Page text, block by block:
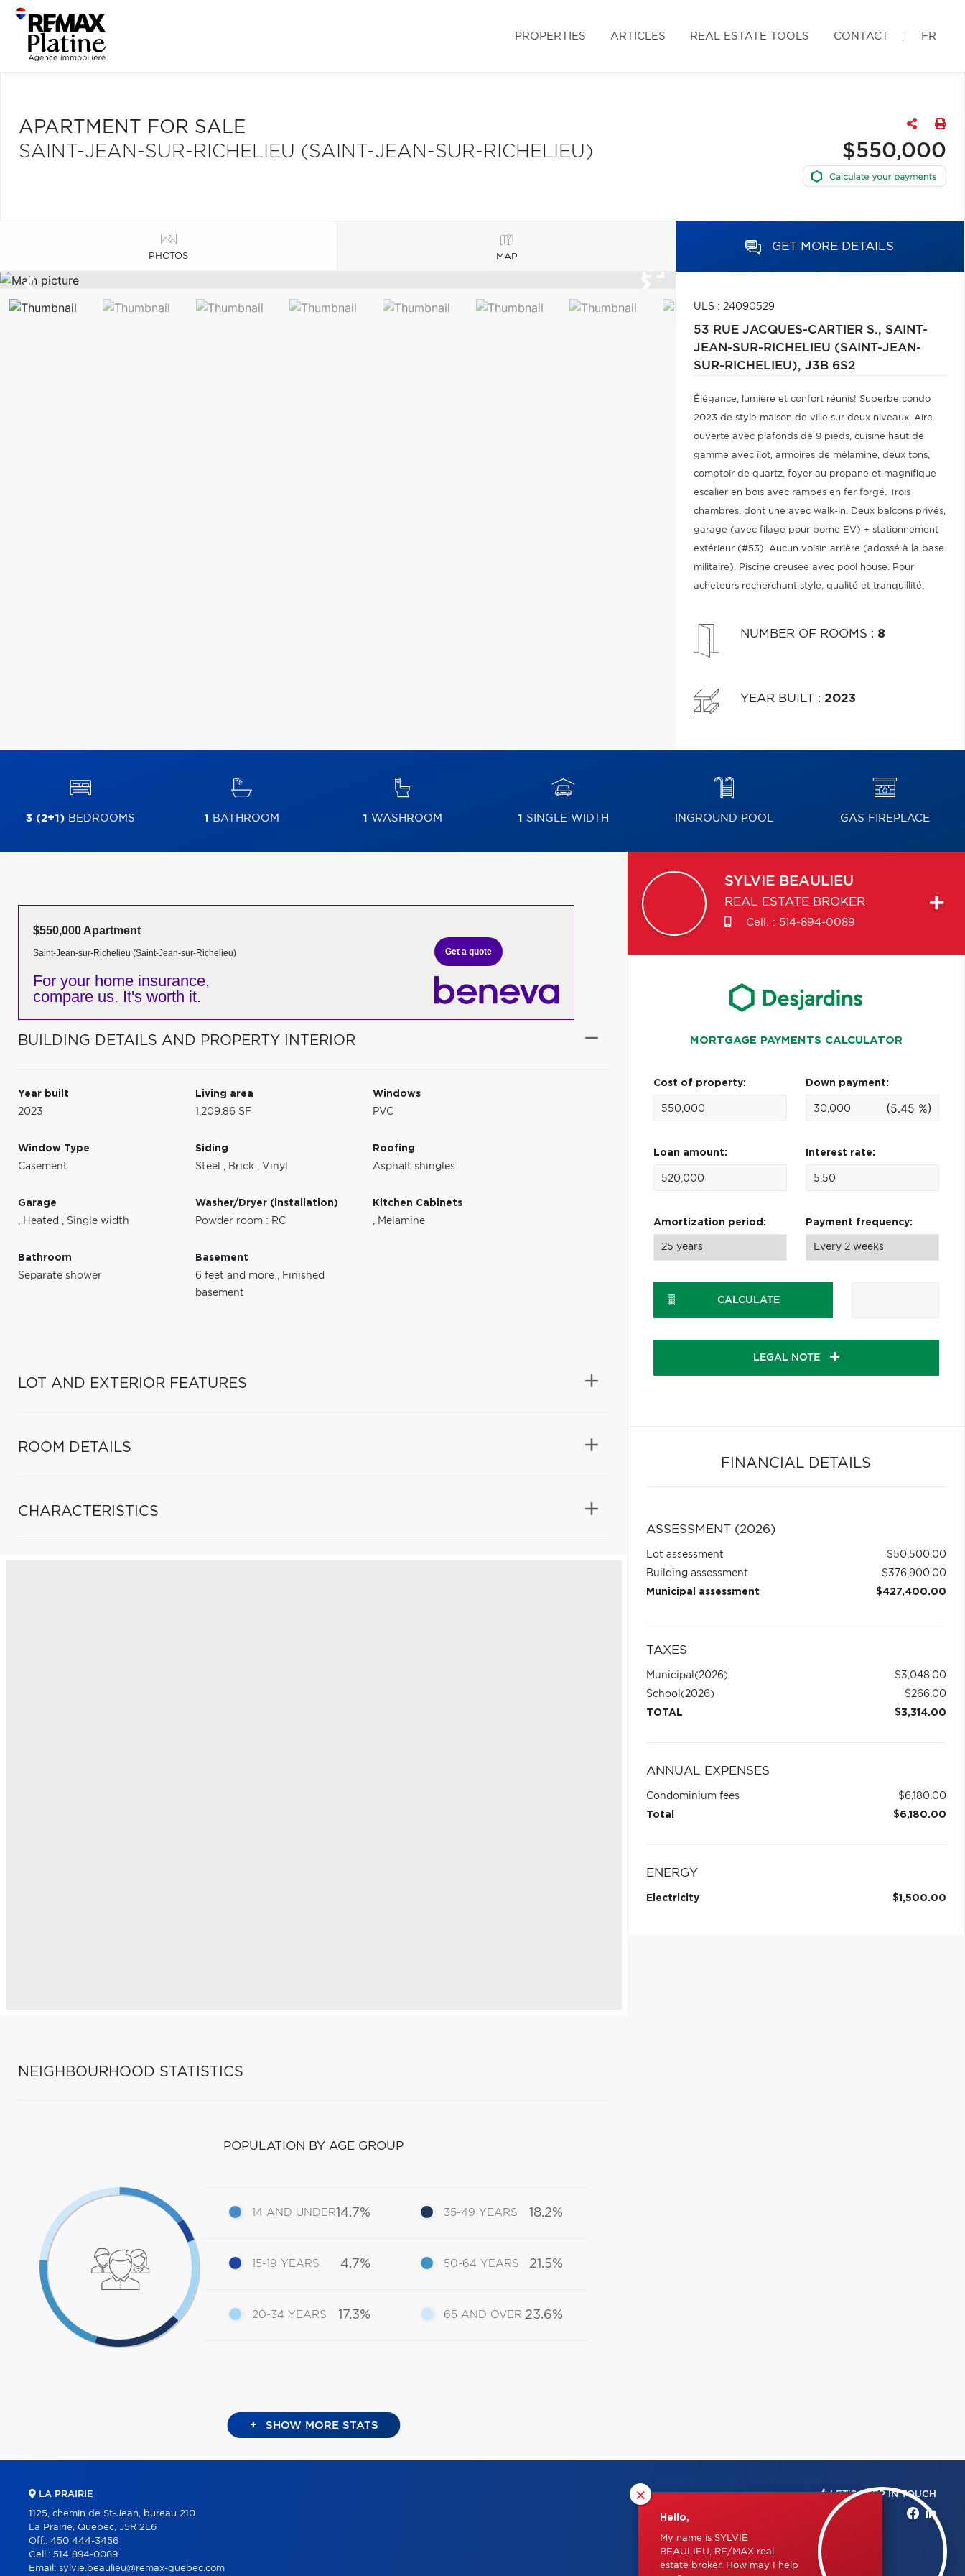
PROPERTIES ARTICLES REAL ESTATE TOOLS CONTACT FR
APARTMENT FOR SALE
SAINT-JEAN-SUR-RICHELIEU (SAINT-JEAN-SUR-RICHELIEU)
$550,000
PHOTOS MAP
GET MORE DETAILS
ULS : 24090529
53 RUE JACQUES-CARTIER S., SAINT-
JEAN-SUR-RICHELIEU (SAINT-JEAN-
SUR-RICHELIEU), J3B 6S2
Élégance, lumière et confort réunis! Superbe condo
2023 de style maison de ville sur deux niveaux. Aire
ouverte avec plafonds de 9 pieds, cuisine haut de
gamme avec îlot, armoires de mélamine, deux tons,
comptoir de quartz, foyer au propane et magnifique
escalier en bois avec rampes en fer forgé. Trois
chambres, dont une avec walk-in. Deux balcons privés,
garage (avec filage pour borne EV) + stationnement
extérieur (#53). Aucun voisin arrière (adossé à la base
militaire). Piscine creusée avec pool house. Pour
acheteurs recherchant style, qualité et tranquillité.
NUMBER OF ROOMS : 8
YEAR BUILT : 2023
3 (2+1) BEDROOMS 1 BATHROOM 1 WASHROOM 1 SINGLE WIDTH INGROUND POOL GAS FIREPLACE
$550,000 Apartment
Saint-Jean-sur-Richelieu (Saint-Jean-sur-Richelieu)
For your home insurance,
compare us. It's worth it.
Get a quote
BUILDING DETAILS AND PROPERTY INTERIOR
Year built
2023
Living area
1,209.86 SF
Windows
PVC
Window Type
Casement
Siding
Steel , Brick , Vinyl
Roofing
Asphalt shingles
Garage
, Heated , Single width
Washer/Dryer (installation)
Powder room : RC
Kitchen Cabinets
, Melamine
Bathroom
Separate shower
Basement
6 feet and more , Finished
basement
LOT AND EXTERIOR FEATURES
ROOM DETAILS
CHARACTERISTICS
NEIGHBOURHOOD STATISTICS
POPULATION BY AGE GROUP
14 AND UNDER14.7%
15-19 YEARS 4.7%
20-34 YEARS 17.3%
35-49 YEARS 18.2%
50-64 YEARS 21.5%
65 AND OVER 23.6%
+ SHOW MORE STATS
SYLVIE BEAULIEU
REAL ESTATE BROKER
Cell. : 514-894-0089
MORTGAGE PAYMENTS CALCULATOR
Cost of property: Down payment:
(5.45 %)
Loan amount: Interest rate:
Amortization period: Payment frequency:
CALCULATE
LEGAL NOTE
FINANCIAL DETAILS
ASSESSMENT (2026)
Lot assessment
$50,500.00
Building assessment
$376,900.00
Municipal assessment
$427,400.00
TAXES
Municipal (2026)
$3,048.00
School (2026)
$266.00
TOTAL
$3,314.00
ANNUAL EXPENSES
Condominium fees
$6,180.00
Total
$6,180.00
ENERGY
Electricity $1,500.00
×
Hello,
My name is SYLVIE
BEAULIEU, RE/MAX real
estate broker. How may I help
LA PRAIRIE
1125, chemin de St-Jean, bureau 210
La Prairie, Quebec, J5R 2L6
Off.: 450 444-3456
Cell.: 514 894-0089
Email: sylvie.beaulieu@remax-quebec.com
LET'S KEEP IN TOUCH